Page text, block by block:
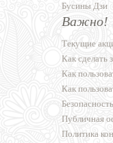
Бусины Дзи
Важно!
Текущие
Как сделать
Как
Как
Публичная
Политика